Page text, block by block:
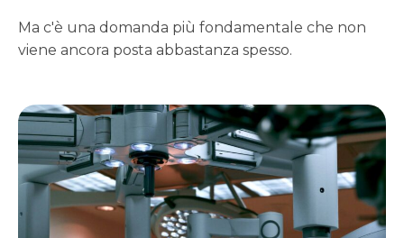
Ma c'è una domanda più fondamentale che non
viene ancora posta abbastanza spesso.